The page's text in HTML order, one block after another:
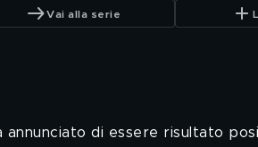
Vai alla serie
annunciato di essere risultato